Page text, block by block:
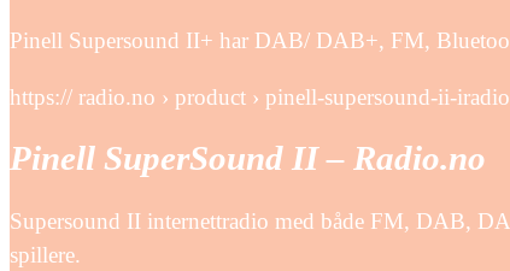
Pinell Supersound II+ har DAB/ DAB+, FM,
https:// radio.no › product › pinell-supersound-ii-
Pinell SuperSound II – Radio.no
Supersound II internettradio med både FM, DAB,
spillere.